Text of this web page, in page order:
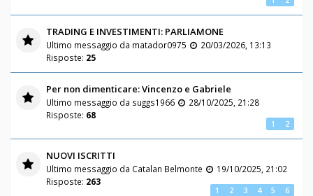
TRADING E INVESTIMENTI: PARLIAMONE
Ultimo messaggio da matador0975
20/03/2026, 13:13
Risposte: 25
Per non dimenticare: Vincenzo e Gabriele
Ultimo messaggio da suggs1966
28/10/2025, 21:28
Risposte: 68
1 2
NUOVI ISCRITTI
Ultimo messaggio da Catalan Belmonte
19/10/2025, 21:02
Risposte: 263
1 2 3 4 5 6